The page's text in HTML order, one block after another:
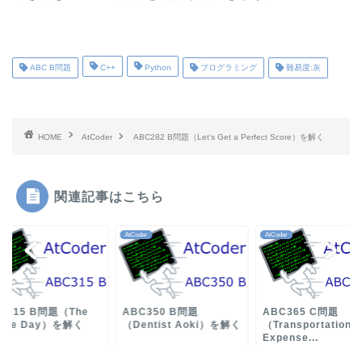
ABC B問題 C++ Python プログラミング 難易度:灰
HOME AtCoder ABC282 B問題（Let’s Get a Perfect Score）を解く
関連記事はこちら
B問題（The
Day）を解く
AtCoder
ABC350 B問題
（Dentist Aoki）を解く
AtCoder
ABC365 C問題
（Transportation
Expense...